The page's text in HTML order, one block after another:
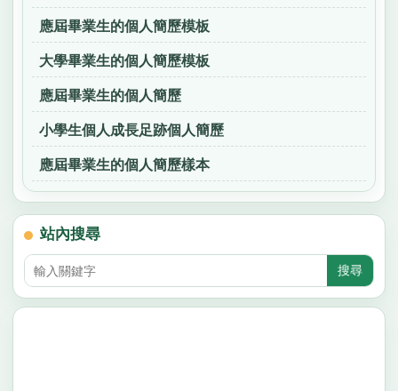
應屆畢業生的個人簡歷模板
大學畢業生的個人簡歷模板
應屆畢業生的個人簡歷
小學生個人成長足跡個人簡歷
應屆畢業生的個人簡歷樣本
站內搜尋